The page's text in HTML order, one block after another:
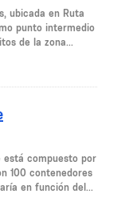
ubicada en Ruta
punto intermedio
de la zona...
está compuesto por
100 contenedores
en función del...